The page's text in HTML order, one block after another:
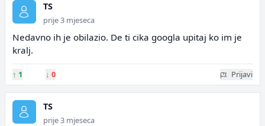
TS
prije 3 mjeseca
Nedavno ih je obilazio. De ti cika googla upitaj ko im je
kralj.
↑ 1 ↓ 0 Prijavi
TS
prije 3 mjeseca